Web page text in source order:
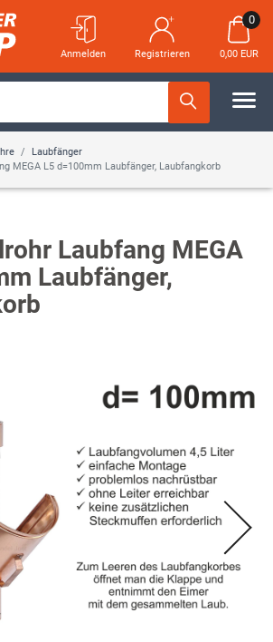
Anmelden Registrieren
0
0,00 EUR
Laubfänger
MEGA L5 d=100mm Laubfänger, Laubfangkorb
Laubfang MEGA
Laubfänger,